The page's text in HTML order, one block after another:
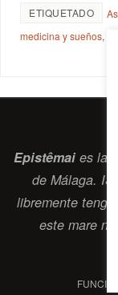
ETIQUETADO
medicina y sueños,
Epistêmaies la
de Málaga.
libremente
este mare